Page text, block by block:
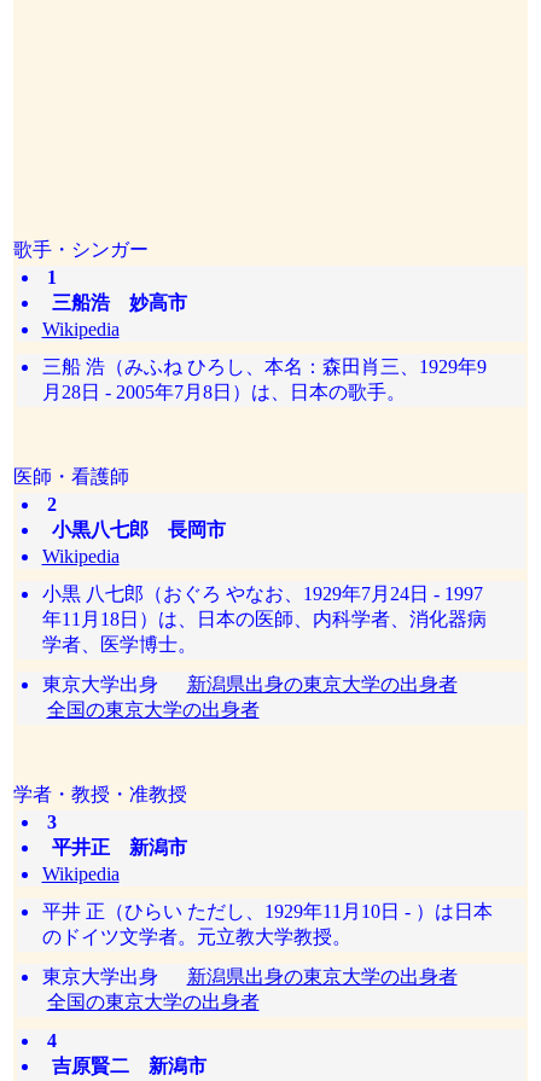
歌手・シンガー
1
三船浩 妙高市
Wikipedia
三船 浩（みふね ひろし、本名：森田肖三、1929年9
月28日 - 2005年7月8日）は、日本の歌手。
医師・看護師
2
小黒八七郎 長岡市
Wikipedia
小黒 八七郎（おぐろ やなお、1929年7月24日 - 1997
年11月18日）は、日本の医師、内科学者、消化器病
学者、医学博士。
東京大学出身 新潟県出身の東京大学の出身者
全国の東京大学の出身者
学者・教授・准教授
3
平井正 新潟市
Wikipedia
平井 正（ひらい ただし、1929年11月10日 - ）は日本
のドイツ文学者。元立教大学教授。
東京大学出身 新潟県出身の東京大学の出身者
全国の東京大学の出身者
4
吉原賢二 新潟市